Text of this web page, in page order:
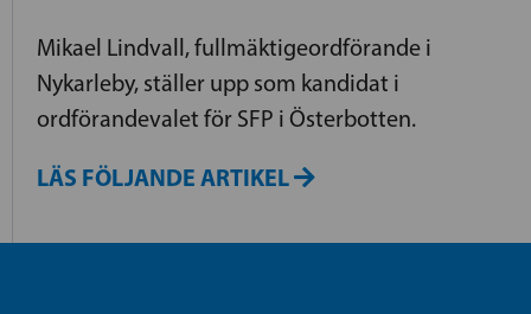
Mikael Lindvall, fullmäktigeordförande i
Nykarleby, ställer upp som kandidat i
ordförandevalet för SFP i Österbotten.
LÄS FÖLJANDE ARTIKEL